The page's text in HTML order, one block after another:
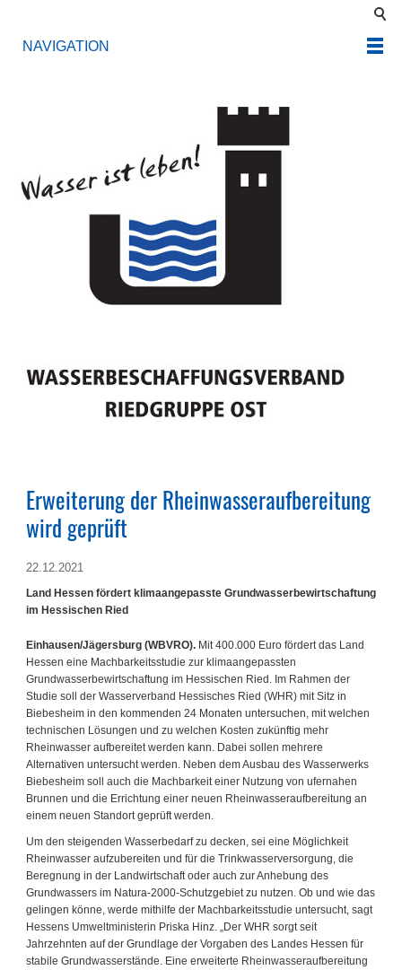
NAVIGATION
Erweiterung der Rheinwasseraufbereitung
wird geprüft
22.12.2021
Land Hessen fördert klimaangepasste Grundwasserbewirtschaftung
im Hessischen Ried
Einhausen/Jägersburg (WBVRO).Mit 400.000 Euro fördert das Land
Hessen eine Machbarkeitsstudie zur klimaangepassten
Grundwasserbewirtschaftung im Hessischen Ried. Im Rahmen der
Studie soll der Wasserverband Hessisches Ried (WHR) mit Sitz in
Biebesheim in den kommenden 24 Monaten untersuchen, mit welchen
technischen Lösungen und zu welchen Kosten zukünftig mehr
Rheinwasser aufbereitet werden kann. Dabei sollen mehrere
Alternativen untersucht werden. Neben dem Ausbau des Wasserwerks
Biebesheim soll auch die Machbarkeit einer Nutzung von ufernahen
Brunnen und die Errichtung einer neuen Rheinwasseraufbereitung an
einem neuen Standort geprüft werden.
Um den steigenden Wasserbedarf zu decken, sei eine Möglichkeit
Rheinwasser aufzubereiten und für die Trinkwasserversorgung, die
Beregnung in der Landwirtschaft oder auch zur Anhebung des
Grundwassers im Natura-2000-Schutzgebiet zu nutzen. Ob und wie das
gelingen könne, werde mithilfe der Machbarkeitsstudie untersucht, sagt
Hessens Umweltministerin Priska Hinz. „Der WHR sorgt seit
Jahrzehnten auf der Grundlage der Vorgaben des Landes Hessen für
stabile Grundwasserstände. Eine erweiterte Rheinwasseraufbereitung